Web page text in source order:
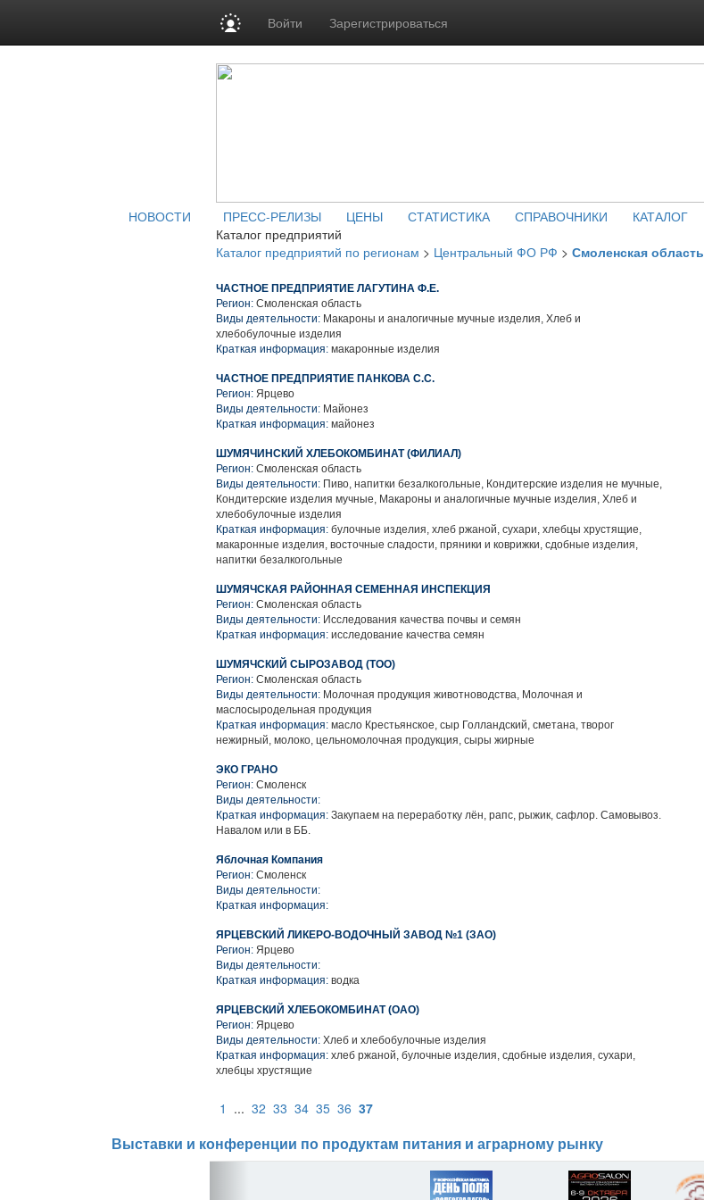
Войти Зарегистрироваться
НОВОСТИ ПРЕСС-РЕЛИЗЫ ЦЕНЫ СТАТИСТИКА СПРАВОЧНИКИ КАТАЛОГ
Каталог предприятий
Каталог предприятий по регионам > Центральный ФО РФ > Смоленская область
ЧАСТНОЕ ПРЕДПРИЯТИЕ ЛАГУТИНА Ф.Е.
Регион: Смоленская область
Виды деятельности: Макароны и аналогичные мучные изделия, Хлеб и
хлебобулочные изделия
Краткая информация: макаронные изделия
ЧАСТНОЕ ПРЕДПРИЯТИЕ ПАНКОВА С.С.
Регион: Ярцево
Виды деятельности: Майонез
Краткая информация: майонез
ШУМЯЧИНСКИЙ ХЛЕБОКОМБИНАТ (ФИЛИАЛ)
Регион: Смоленская область
Виды деятельности: Пиво, напитки безалкогольные, Кондитерские изделия не мучные,
Кондитерские изделия мучные, Макароны и аналогичные мучные изделия, Хлеб и
хлебобулочные изделия
Краткая информация: булочные изделия, хлеб ржаной, сухари, хлебцы хрустящие,
макаронные изделия, восточные сладости, пряники и коврижки, сдобные изделия,
напитки безалкогольные
ШУМЯЧСКАЯ РАЙОННАЯ СЕМЕННАЯ ИНСПЕКЦИЯ
Регион: Смоленская область
Виды деятельности: Исследования качества почвы и семян
Краткая информация: исследование качества семян
ШУМЯЧСКИЙ СЫРОЗАВОД (ТОО)
Регион: Смоленская область
Виды деятельности: Молочная продукция животноводства, Молочная и
маслосыродельная продукция
Краткая информация: масло Крестьянское, сыр Голландский, сметана, творог
нежирный, молоко, цельномолочная продукция, сыры жирные
ЭКО ГРАНО
Регион: Смоленск
Виды деятельности:
Краткая информация: Закупаем на переработку лён, рапс, рыжик, сафлор. Самовывоз.
Навалом или в ББ.
Яблочная Компания
Регион: Смоленск
Виды деятельности:
Краткая информация:
ЯРЦЕВСКИЙ ЛИКЕРО-ВОДОЧНЫЙ ЗАВОД №1 (ЗАО)
Регион: Ярцево
Виды деятельности:
Краткая информация: водка
ЯРЦЕВСКИЙ ХЛЕБОКОМБИНАТ (ОАО)
Регион: Ярцево
Виды деятельности: Хлеб и хлебобулочные изделия
Краткая информация: хлеб ржаной, булочные изделия, сдобные изделия, сухари,
хлебцы хрустящие
1 ... 32 33 34 35 36 37
Выставки и конференции по продуктам питания и аграрному рынку